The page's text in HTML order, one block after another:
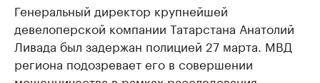
Генеральный директор крупнейшей
девелоперской компании Татарстана Анатолий
Ливада был задержан полицией 27 марта. МВД
региона подозревает его в совершении